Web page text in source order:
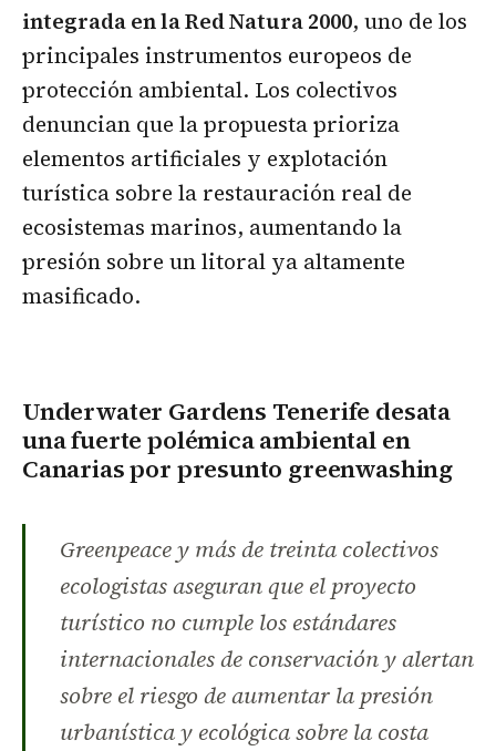
integrada en la Red Natura 2000, uno de los
principales instrumentos europeos de
protección ambiental. Los colectivos
denuncian que la propuesta prioriza
elementos artificiales y explotación
turística sobre la restauración real de
ecosistemas marinos, aumentando la
presión sobre un litoral ya altamente
masificado.
Underwater Gardens Tenerife desata
una fuerte polémica ambiental en
Canarias por presunto greenwashing
Greenpeace y más de treinta colectivos
ecologistas aseguran que el proyecto
turístico no cumple los estándares
internacionales de conservación y alertan
sobre el riesgo de aumentar la presión
urbanística y ecológica sobre la costa